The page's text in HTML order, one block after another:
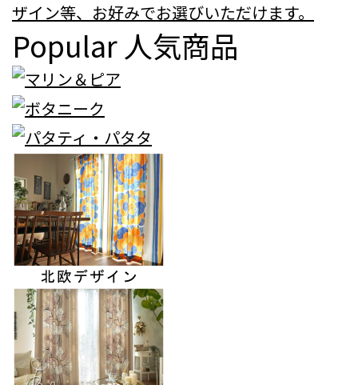
ザイン等、お好みでお選びいただけます。
Popular人気商品